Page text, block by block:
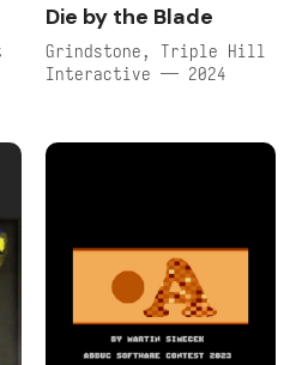
Die by the Blade
Grindstone, Triple Hill
Interactive — 2024